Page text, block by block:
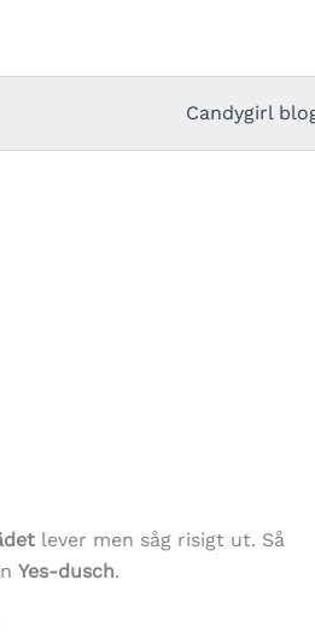
Candygirl
lever men såg risigt ut. Så
Yes-dusch.